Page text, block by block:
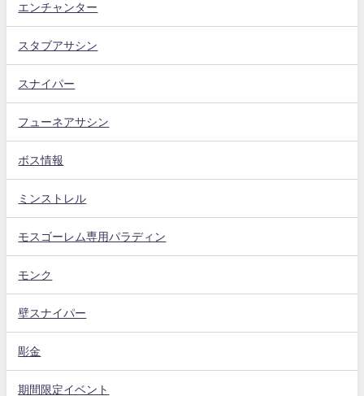
エンチャンター
スタブアサシン
スナイパー
フューネアサシン
ボス情報
ミンストレル
モスゴーレム専用パラディン
モンク
壁スナイパー
彫金
期間限定イベント